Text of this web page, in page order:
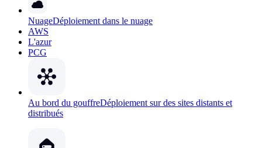
NuageDéploiement dans le nuage
AWS
L'azur
PCG
Au bord du gouffreDéploiement sur des sites distants et
distribués